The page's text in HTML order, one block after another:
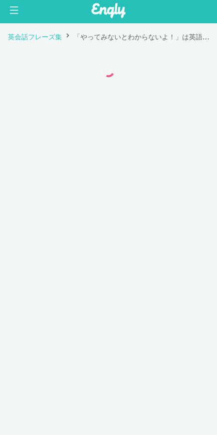
英会話フレーズ集 「やってみないとわからないよ！」は英語で "You'll never know until you try!"